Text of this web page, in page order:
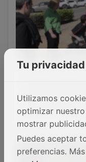
Alovera reúne
nacimientos
Tu
Utilizamos
optimizar
mostrar
Puedes aceptar
preferencias.